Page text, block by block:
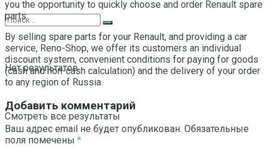
Нет результатов
Смотреть все результаты
you the opportunity to quickly choose and order Renault spare
parts.
By selling spare parts for your Renault, and providing a car
service, Reno-Shop, we offer its customers an individual
discount system, convenient conditions for paying for goods
(cash and non-cash calculation) and the delivery of your order
to any region of Russia.
Добавить комментарий
Ваш адрес email не будет опубликован. Обязательные
поля помечены *